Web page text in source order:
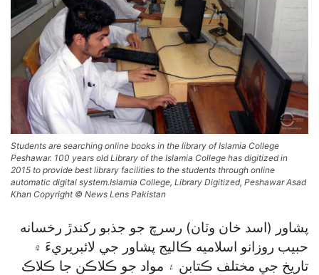
Students are searching online books in the library of Islamia College
Peshawar. 100 years old Library of the Islamia College has digitized in
2015 to provide best library facilities to the students through online
automatic digital system.Islamia College, Library Digitized, Peshawar Asad
Khan Copyright © News Lens Pakistan
پشاور (اسد خان وٽان) رسرچ جو جذبو رکندڙ رخسانه
حبيب روزانو اسلاميه ڪاليج پشاور جي لائبريريءَ ۾
تاريخ جي مختلف ڪتابن ۽ مواد جو ڪلاڪن جا ڪلاڪ